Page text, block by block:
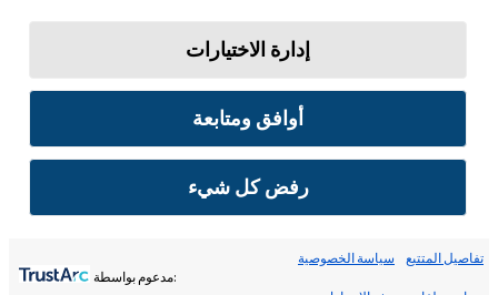
إدارة الاختيارات
أوافق ومتابعة
رفض كل شيء
تفاصيل المتتبع سياسة الخصوصية
:مدعوم بواسطة